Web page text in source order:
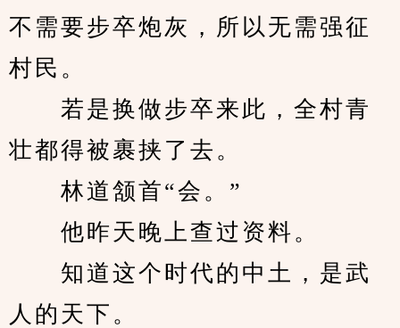
不需要步卒炮灰，所以无需强征
村民。
若是换做步卒来此，全村青
壮都得被裹挟了去。
林道颔首“会。”
他昨天晚上查过资料。
知道这个时代的中土，是武
人的天下。